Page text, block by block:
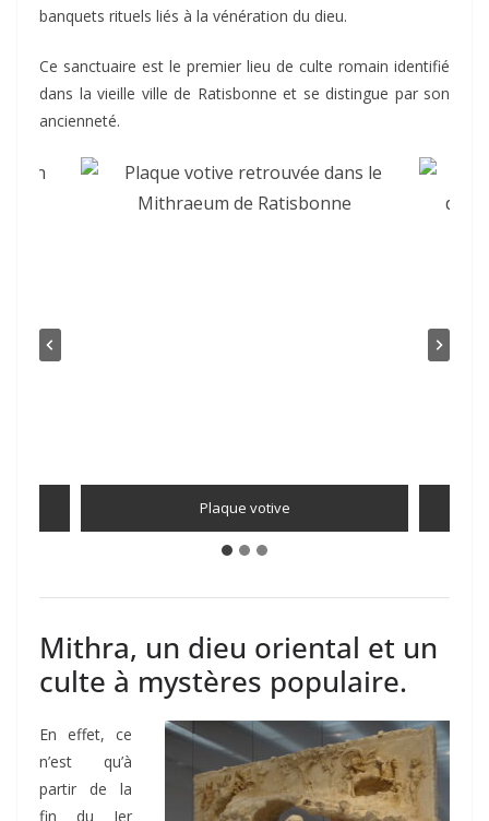
banquets rituels liés à la vénération du dieu.
Ce sanctuaire est le premier lieu de culte romain identifié
dans la vieille ville de Ratisbonne et se distingue par son
ancienneté.
Plaque votive
Mithra, un dieu oriental et un
culte à mystères populaire.
En effet, ce
n’est qu’à
partir de la
fin du Ier